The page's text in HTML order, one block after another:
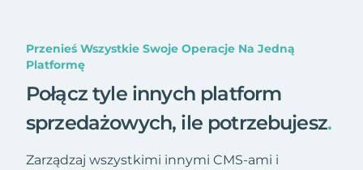
Przenieś Wszystkie Swoje Operacje Na Jedną
Platformę
Połącz tyle innych platform
sprzedażowych, ile potrzebujesz.
Zarządzaj wszystkimi innymi CMS-ami i